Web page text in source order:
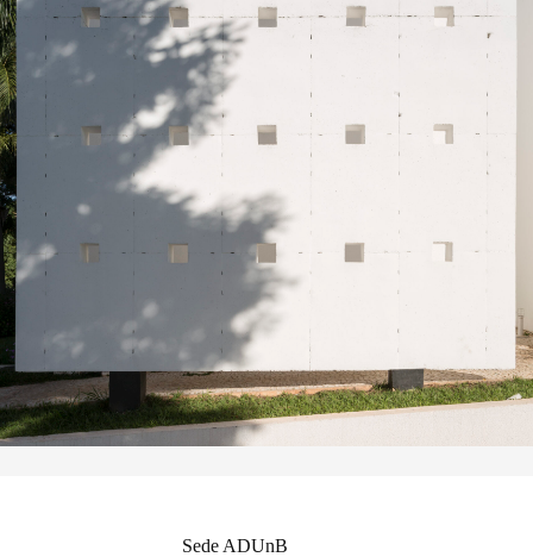
Sede ADUnB